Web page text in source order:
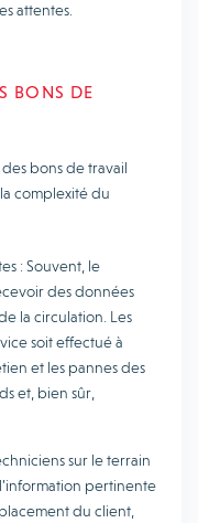
attentes.
BONS DE
bons de travail
complexité du
: Souvent, le
des données
la circulation. Les
soit effectué à
et les pannes des
et, bien sûr,
sur le terrain
pertinente
du client,